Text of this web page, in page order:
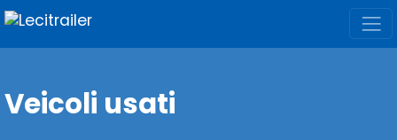
Veicoli usati